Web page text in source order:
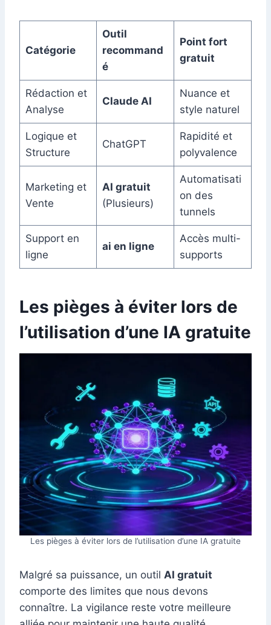
Catégorie
Outil
recommand
é
Point fort
gratuit
Rédaction et
Analyse
Claude AI
Nuance et
style naturel
Logique et
Structure
ChatGPT
Rapidité et
polyvalence
Marketing et
Vente
AI gratuit
(Plusieurs)
Automatisati
on des
tunnels
Support en
ligne
ai en ligne
Accès multi-
supports
Les pièges à éviter lors de
l’utilisation d’une IA gratuite
Les pièges à éviter lors de l’utilisation d’une IA gratuite
Malgré sa puissance, un outil AI gratuit
comporte des limites que nous devons
connaître. La vigilance reste votre meilleure